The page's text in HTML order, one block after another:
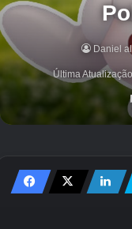
Daniel
Última